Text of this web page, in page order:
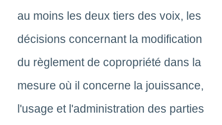
au moins les deux tiers des voix, les
décisions concernant la modification
du règlement de copropriété dans la
mesure où il concerne la jouissance,
l'usage et l'administration des parties